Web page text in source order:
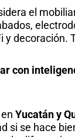
el
y decoración.
con
Yucatán y
si se hace